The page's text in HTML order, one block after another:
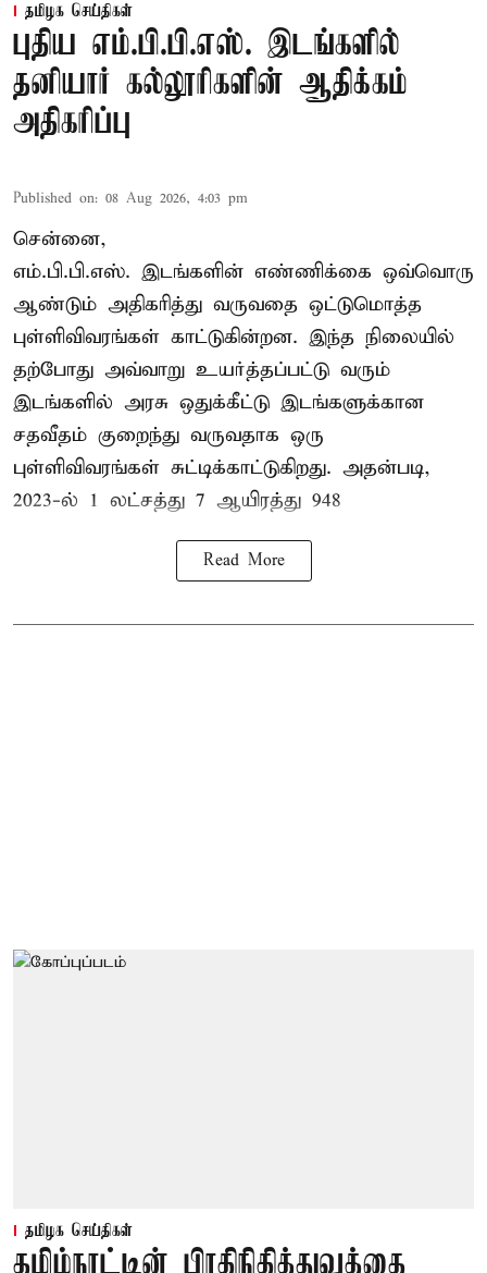
தமிழக செய்திகள்
புதிய எம்.பி.பி.எஸ். இடங்களில்
தனியார் கல்லூரிகளின் ஆதிக்கம்
அதிகரிப்பு
Published on: 08 Aug 2026, 4:03 pm
சென்னை,
எம்.பி.பி.எஸ். இடங்களின் எண்ணிக்கை ஒவ்வொரு
ஆண்டும் அதிகரித்து வருவதை ஒட்டுமொத்த
புள்ளிவிவரங்கள் காட்டுகின்றன. இந்த நிலையில்
தற்போது அவ்வாறு உயர்த்தப்பட்டு வரும்
இடங்களில் அரசு ஒதுக்கீட்டு இடங்களுக்கான
சதவீதம் குறைந்து வருவதாக ஒரு
புள்ளிவிவரங்கள் சுட்டிக்காட்டுகிறது. அதன்படி,
2023-ல் 1 லட்சத்து 7 ஆயிரத்து 948
Read More
தமிழக செய்திகள்
தமிழ்நாட்டின் பிரதிநிதித்துவத்தை